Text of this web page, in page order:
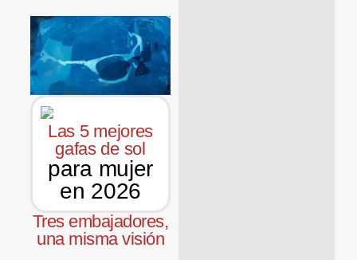
Las 5 mejores
gafas de sol
para mujer
en 2026
Tres embajadores,
una misma visión